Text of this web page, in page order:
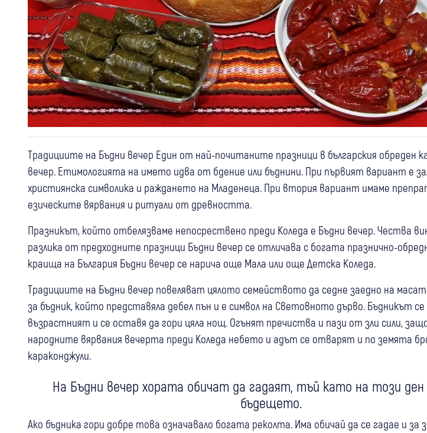
Традициите на Бъдни вечер Един от най-почитаните празници в българския обреден
вечер. Етимологията на името идва от бдение или бъднини. При първият вариант е
християнска символика и раждането на Младенеца. При втория вариант имаме
езическите вярвания и ритуали от древността.
Празникът, който отбелязваме непосрествено преди Коледа е Бъдни вечер. Чества
разлика от предходните празници Бъдни вечер се отличава с богата празнично-
краища на България Бъдни вечер се нарича още Мала или още Детска Коледа.
Традициите на Бъдни вечер повеляват цялото семейството да седне заедно на
за бъдник, който представяла дебел пън и е символ на Световното дърво. Бъдникът
възрастният и се оставя да гори цяла нощ. Огънят пречиства и пази от зли сили,
народните вярвания вечерта преди Коледа небето и адът се отварят и по земята
караконджули.
На Бъдни вечер хората обичат да гадаят, тъй като на този ден
бъдещето.
Ако бъдника гори добре това означавало богата реколта. Има обичай да се гадае и за